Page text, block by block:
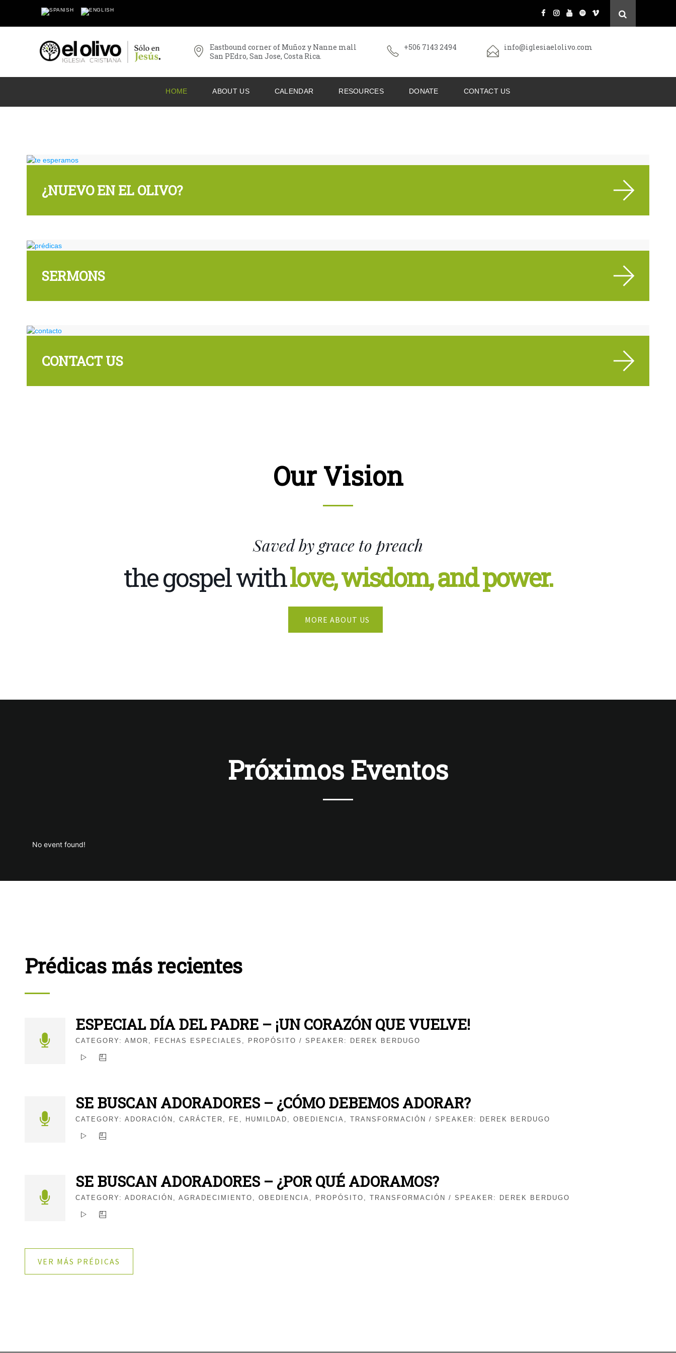
Eastbound corner of Muñoz y Nanne mall
San PEdro, San Jose, Costa Rica.
+506 7143 2494 info@iglesiaelolivo.com
HOME ABOUT US CALENDAR RESOURCES DONATE CONTACT US
¿NUEVO EN EL OLIVO?
SERMONS
CONTACT US
Our Vision
Saved by grace to preach
the gospel withlove, wisdom, and power.
MORE ABOUT US
Próximos Eventos
No event found!
Prédicas más recientes
ESPECIAL DÍA DEL PADRE – ¡UN CORAZÓN QUE VUELVE!
CATEGORY: AMOR FECHAS ESPECIALES PROPÓSITO / SPEAKER: DEREK BERDUGO
SE BUSCAN ADORADORES – ¿CÓMO DEBEMOS ADORAR?
CATEGORY: ADORACIÓN CARÁCTER FE HUMILDAD OBEDIENCIA TRANSFORMACIÓN / SPEAKER: DEREK BERDUGO
SE BUSCAN ADORADORES – ¿POR QUÉ ADORAMOS?
CATEGORY: ADORACIÓN AGRADECIMIENTO OBEDIENCIA PROPÓSITO TRANSFORMACIÓN / SPEAKER: DEREK BERDUGO
VER MÁS PRÉDICAS